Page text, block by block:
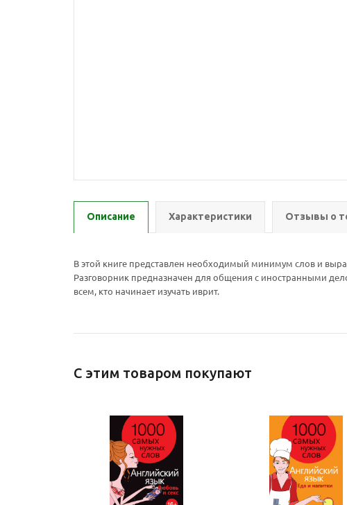
Описание Характеристики Отзывы о
В этой книге представлен необходимый минимум слов и
Разговорник предназначен для общения с иностранными
всем, кто начинает изучать иврит.
С этим товаром покупают